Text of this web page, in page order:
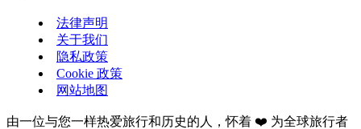
法律声明
关于我们
隐私政策
Cookie 政策
网站地图
由一位与您一样热爱旅行和历史的人，怀着 ❤️ 为全球旅行者